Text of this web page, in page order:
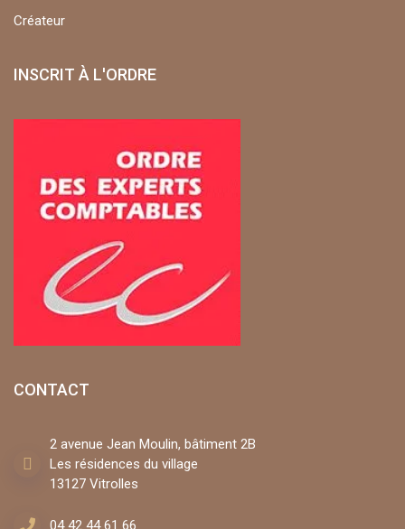
Créateur
INSCRIT À L'ORDRE
CONTACT
2 avenue Jean Moulin, bâtiment 2B
Les résidences du village
13127 Vitrolles
04 42 44 61 66